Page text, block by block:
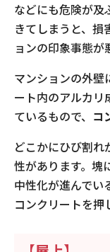
などにも危険が及
きてしまうと、損
ョンの印象事態が
マンションの外壁
ート内のアルカリ
ているもので、 コ
どこかにひび割
性があります。塊
中性化が進んでい
コンクリートを押